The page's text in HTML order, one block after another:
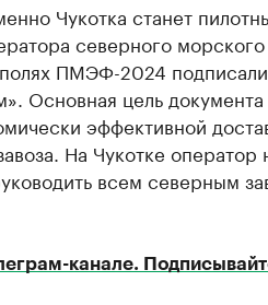
Чукотка станет
северного морского
ПМЭФ-2024 подписали
Основная цель документа
эффективной
На Чукотке оператор
всем северным
канале.